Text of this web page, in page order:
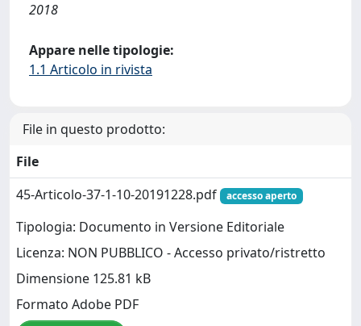
2018
Appare nelle tipologie:
1.1 Articolo in rivista
File in questo prodotto:
File
45-Articolo-37-1-10-20191228.pdf
accesso aperto
Tipologia: Documento in Versione Editoriale
Licenza: NON PUBBLICO - Accesso privato/ristretto
Dimensione 125.81 kB
Formato Adobe PDF